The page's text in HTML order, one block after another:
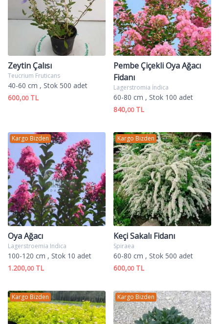
Zeytin Çalısı
Teucrium Fruticans
40-60 cm , Stok 500 adet
600,00TL
Pembe Çiçekli Oya Ağacı
Fidanı
Lagerstromia İndica
60-80 cm , Stok 100 adet
840,00TL
Kargo Bizden
Oya Ağacı
Lagerstroemia Indica
100-120 cm , Stok 10 adet
1.200,00TL
Kargo Bizden
Keçi Sakalı Fidanı
Spiraea
60-80 cm , Stok 500 adet
600,00TL
Kargo Bizden Kargo Bizden